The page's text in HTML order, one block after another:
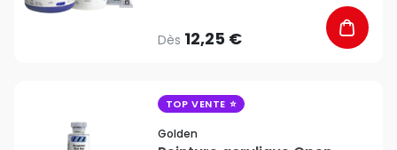
Dès 12,25 €
TOP VENTE
Golden